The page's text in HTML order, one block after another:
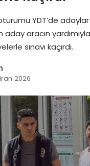
YDT’de
aday aracın
sınavı kaçırdı.
2026